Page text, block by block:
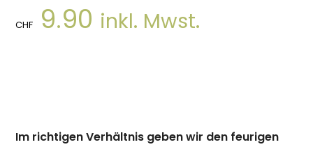
CHF 9.90 inkl. Mwst.
Im richtigen Verhältnis geben wir den feurigen